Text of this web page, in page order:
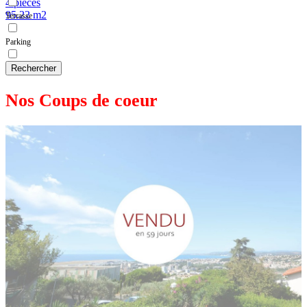
4 pièces
95.22 m2
Terrasse
Parking
Rechercher
Nos Coups de coeur